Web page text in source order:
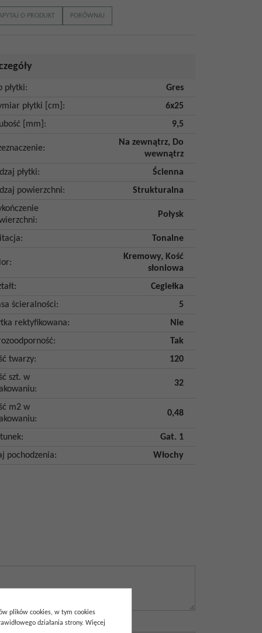
O PRODUKT PORÓWNAJ
płytki:
Gres
płytki [cm] :
6x25
[mm] : 9,5
:
Na zewnątrz, Do
wewnątrz
płytki:
Ścienna
powierzchni:
Strukturalna
:
Połysk
: Tonalne
:
Kremowy, Kość
słoniowa
:
Cegiełka
ścieralności:
5
rektyfikowana:
Nie
:
Tak
twarzy:
120
szt. w
:
32
m2 w
:
0,48
:
Gat. 1
pochodzenia: Włochy
plików cookies, w tym cookies
działania strony. Więcej